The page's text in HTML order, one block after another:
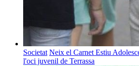
Societat Neix el Carnet Estiu
l'oci juvenil de Terrassa